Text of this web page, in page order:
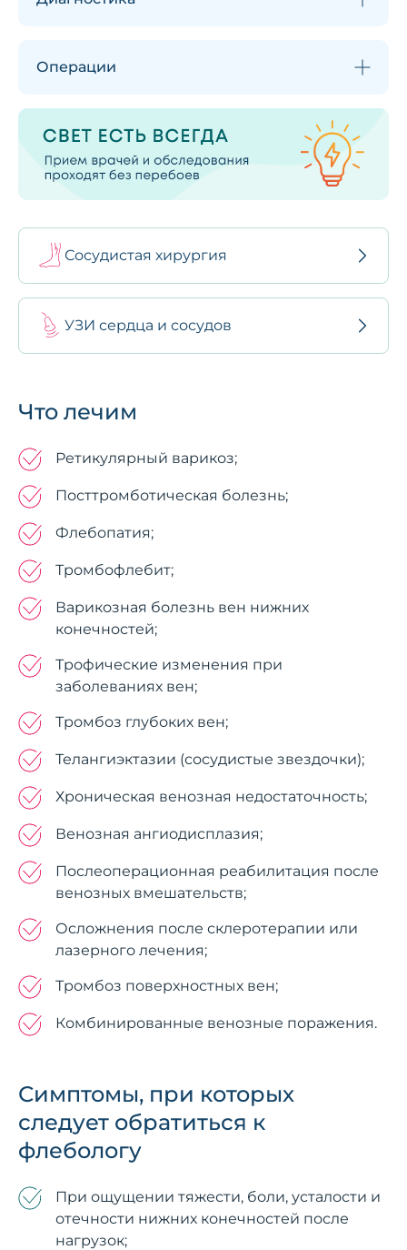
Сосудистая хирургия
УЗИ сердца и сосудов
Что лечим
Ретикулярный варикоз;
Посттромботическая болезнь;
Флебопатия;
Тромбофлебит;
Варикозная болезнь вен нижних
конечностей;
Трофические изменения при
заболеваниях вен;
Тромбоз глубоких вен;
Телангиэктазии (сосудистые звездочки);
Хроническая венозная недостаточность;
Венозная ангиодисплазия;
Послеоперационная реабилитация после
венозных вмешательств;
Осложнения после склеротерапии или
лазерного лечения;
Тромбоз поверхностных вен;
Комбинированные венозные поражения.
Симптомы, при которых
следует обратиться к
флебологу
При ощущении тяжести, боли, усталости и
отечности нижних конечностей после
нагрузок;
Операции